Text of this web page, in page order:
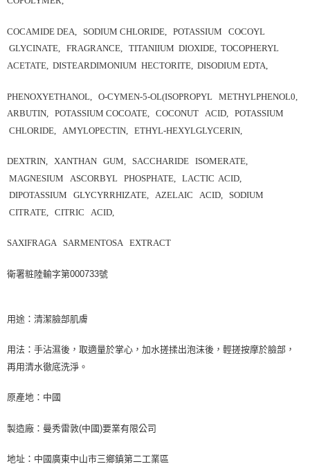
COCAMIDE DEA, SODIUM CHLORIDE, POTASSIUM COCOYL
GLYCINATE, FRAGRANCE, TITANIIUM DIOXIDE, TOCOPHERYL
ACETATE, DISTEARDIMONIUM HECTORITE, DISODIUM EDTA,
PHENOXYETHANOL, O-CYMEN-5-OL(ISOPROPYL METHYLPHENOL0,
ARBUTIN, POTASSIUM COCOATE, COCONUT ACID, POTASSIUM
CHLORIDE, AMYLOPECTIN, ETHYL-HEXYLGLYCERIN,
DEXTRIN, XANTHAN GUM, SACCHARIDE ISOMERATE,
MAGNESIUM ASCORBYL PHOSPHATE, LACTIC ACID,
DIPOTASSIUM GLYCYRRHIZATE, AZELAIC ACID, SODIUM
CITRATE, CITRIC ACID,
SAXIFRAGA SARMENTOSA EXTRACT
衛署粧陸輸字第000733號
用途：清潔臉部肌膚
用法：手沾濕後，取適量於掌心，加水搓揉出泡沫後，輕搓按摩於臉部，
再用清水徹底洗淨。
原產地：中國
製造廠：曼秀雷敦(中國)要業有限公司
地址：中國廣東中山市三鄉鎮第二工業區